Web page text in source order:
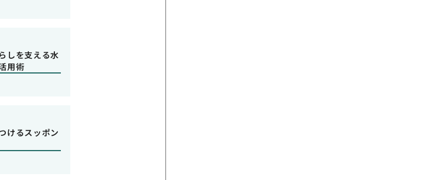
しを支える水
用術
けるスッポン